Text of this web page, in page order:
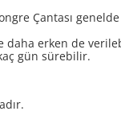
Çantası
erken de
gün sürebilir.